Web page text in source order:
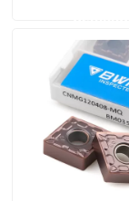
Insertions
Tournage
Insertions